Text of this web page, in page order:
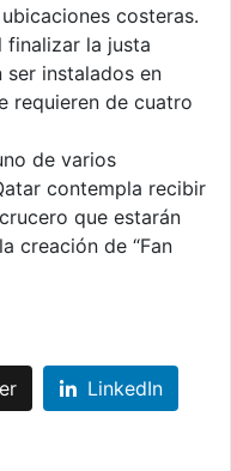
costeras.
finalizar la justa
ser instalados en
requieren de cuatro
de varios
contempla recibir
que estarán
creación de “Fan
LinkedIn